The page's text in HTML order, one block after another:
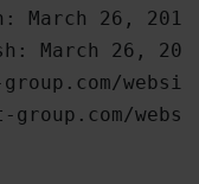
March 26, 2015
March 26,